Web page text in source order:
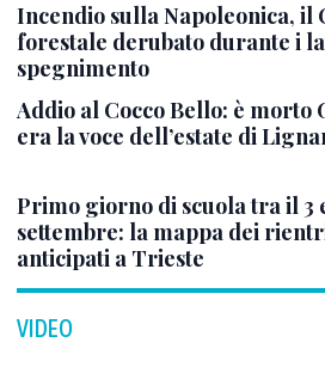
Incendio sulla Napoleonica, il
forestale derubato durante i
spegnimento
Addio al Cocco Bello: è morto
era la voce dell’estate di
Primo giorno di scuola tra il 3
settembre: la mappa dei
anticipati a Trieste
VIDEO